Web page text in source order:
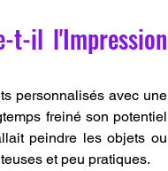
t-il l'Impression
personnalisés avec une
freiné son potentiel
peindre les objets ou
et peu pratiques.